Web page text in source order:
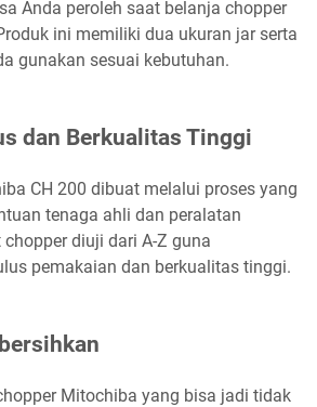
Anda peroleh saat belanja chopper
ini memiliki dua ukuran jar serta
gunakan sesuai kebutuhan.
dan Berkualitas Tinggi
CH 200 dibuat melalui proses yang
tenaga ahli dan peralatan
diuji dari A-Z guna
pemakaian dan berkualitas tinggi.
Mitochiba yang bisa jadi tidak